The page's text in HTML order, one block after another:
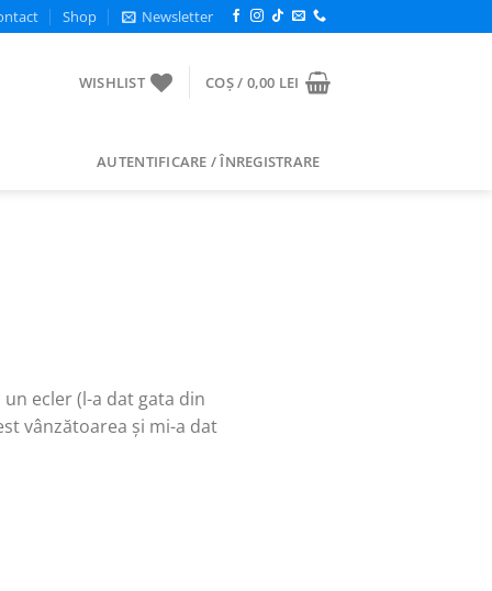
Shop Newsletter
WISHLIST COȘ / 0,00 LEI
AUTENTIFICARE / ÎNREGISTRARE
ecler (l-a dat gata din
vânzătoarea și mi-a dat